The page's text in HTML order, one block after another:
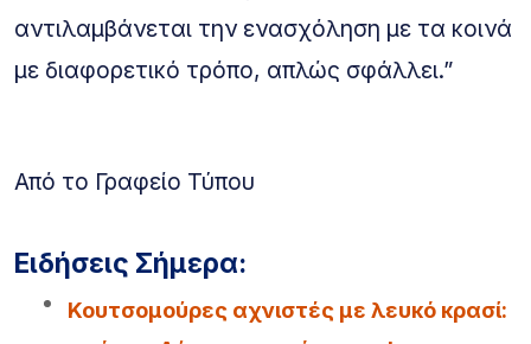
αντιλαμβάνεται την ενασχόληση με τα κοινά
με διαφορετικό τρόπο, απλώς σφάλλει.”
Από το Γραφείο Τύπου
Ειδήσεις Σήμερα:
Κουτσομούρες αχνιστές με λευκό κρασί: